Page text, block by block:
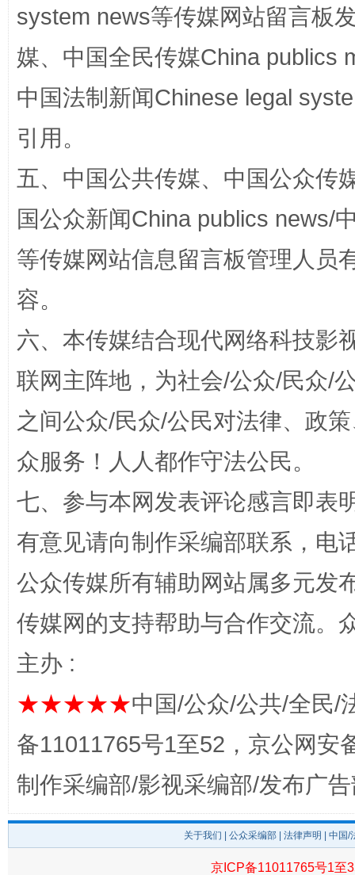
漫山遍野的桃花与雪山、麦地、白藏房 除
这是一记警钟！ 谢
system news等传媒网站留言板
媒、中国全民传媒China publics
中国法制新闻Chinese legal
引用。
五、中国公共传媒、中国公众传
国公众新闻China publics news/
等传媒网站信息留言板管理人员
容。
六、本传媒结合现代网络科技影
联网主阵地，为社会/公众/民众/
之间公众/民众/公民对法律、政
众服务！人人都作守法公民。
七、参与本网发表评论感言即表
有意见请向制作采编部联系，电
公众传媒所有辅助网站属多元发
传媒网的支持帮助与合作交流。
主办 :
★★★★★中国/公众/公共/全民/
备11011765号1至52，京公网安
制作采编部/影视采编部/发布广
关于我们 公众采编部 法律声明 | 中国
京ICP备11011765号1至